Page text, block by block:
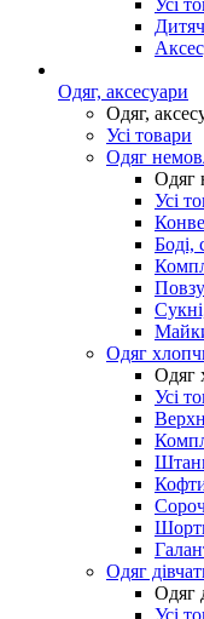
Усі
Одяг, аксесуари
Одяг,
Усі товари
Одяг
Одяг
Усі
Боді,
Одяг
Одяг
Усі
Одяг
Одяг
Усі